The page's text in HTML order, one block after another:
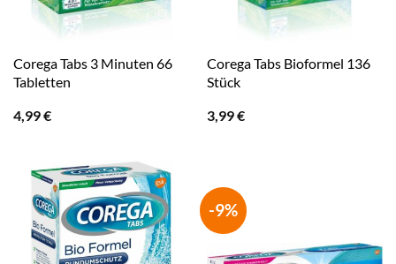
Corega Tabs 3 Minuten 66
Tabletten
4,99€
Corega Tabs Bioformel 136
Stück
3,99€
-9%